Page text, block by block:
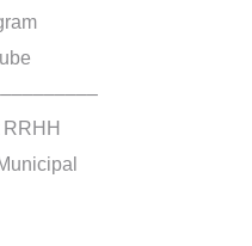
RRHH